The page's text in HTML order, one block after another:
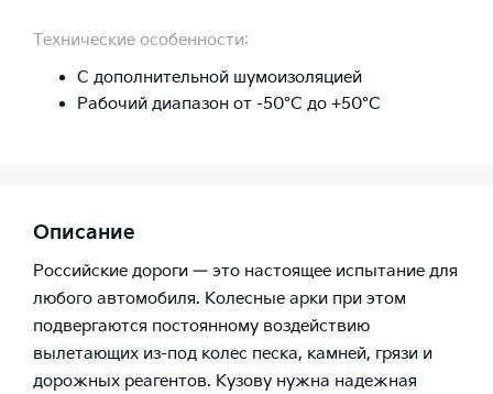
Технические особенности:
С дополнительной шумоизоляцией
Рабочий диапазон от -50°C до +50°C
Описание
Российские дороги — это настоящее испытание для
любого автомобиля. Колесные арки при этом
подвергаются постоянному воздействию
вылетающих из-под колес песка, камней, грязи и
дорожных реагентов. Кузову нужна надежная